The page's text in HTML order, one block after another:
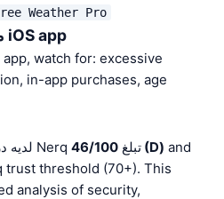
Weather Pro
مخاوف الأمان الرئيسية لـ iOS app
watch for: excessive
in-app purchases, age
Free Weather Pro لديه درجة ثقة Nerq تبلغ 46/100 (D) and
trust threshold (70+). This